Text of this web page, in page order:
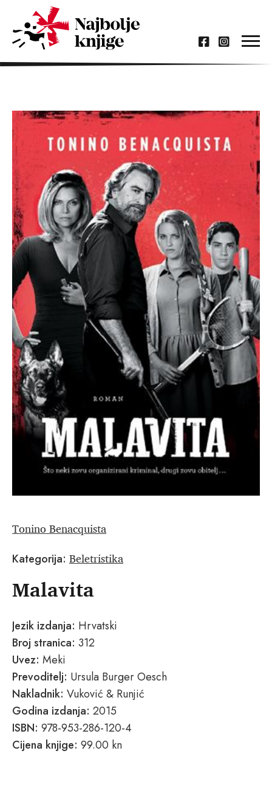
Tonino Benacquista
Kategorija: Beletristika
Malavita
Jezik izdanja: Hrvatski
Broj stranica: 312
Uvez: Meki
Prevoditelj: Ursula Burger Oesch
Nakladnik: Vuković & Runjić
Godina izdanja: 2015
ISBN: 978-953-286-120-4
Cijena knjige: 99.00 kn